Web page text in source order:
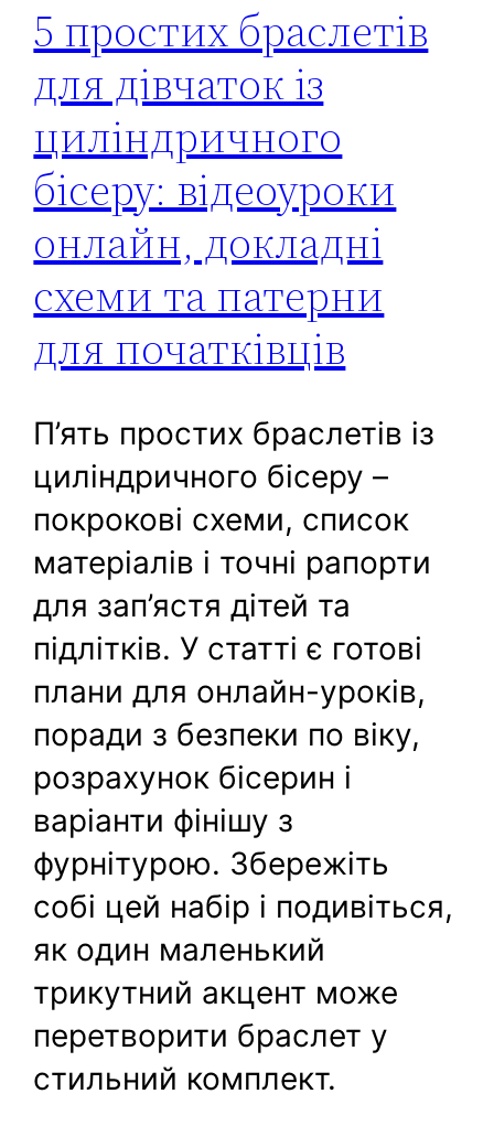
5 простих браслетів
для дівчаток із
циліндричного
бісеру: відеоуроки
онлайн, докладні
схеми та патерни
для початківців
П’ять простих браслетів із
циліндричного бісеру –
покрокові схеми, список
матеріалів і точні рапорти
для зап’ястя дітей та
підлітків. У статті є готові
плани для онлайн-уроків,
поради з безпеки по віку,
розрахунок бісерин і
варіанти фінішу з
фурнітурою. Збережіть
собі цей набір і подивіться,
як один маленький
трикутний акцент може
перетворити браслет у
стильний комплект.